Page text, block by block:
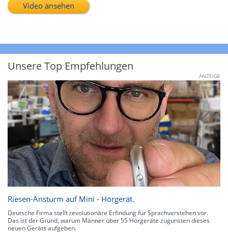
Video ansehen
Unsere Top Empfehlungen
ANZEIGE
Riesen-Ansturm auf Mini - Hörgerät.
Deutsche Firma stellt revolutionäre Erfindung für Sprachverstehen vor.
Das ist der Grund, warum Männer über 55 Hörgeräte zugunsten dieses
neuen Geräts aufgeben.